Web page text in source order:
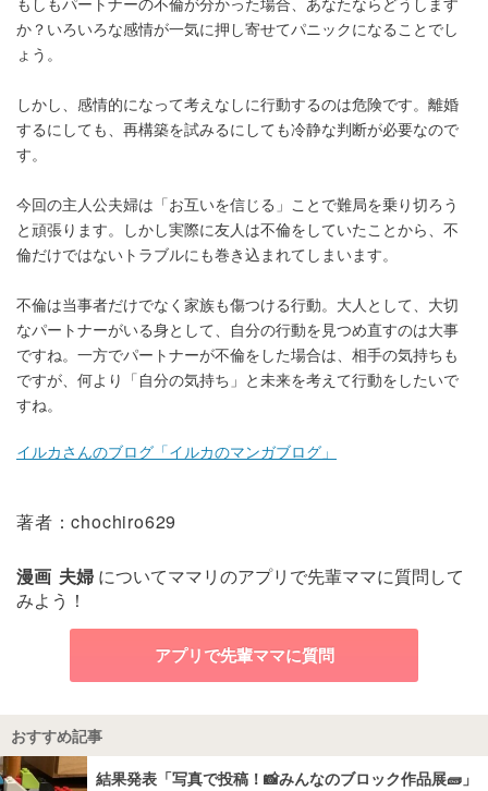
か？いろいろな感情が一気に押し寄せてパニックになることでし
ょう。
しかし、感情的になって考えなしに行動するのは危険です。離婚
するにしても、再構築を試みるにしても冷静な判断が必要なので
す。
今回の主人公夫婦は「お互いを信じる」ことで難局を乗り切ろう
と頑張ります。しかし実際に友人は不倫をしていたことから、不
倫だけではないトラブルにも巻き込まれてしまいます。
不倫は当事者だけでなく家族も傷つける行動。大人として、大切
なパートナーがいる身として、自分の行動を見つめ直すのは大事
ですね。一方でパートナーが不倫をした場合は、相手の気持ちも
ですが、何より「自分の気持ち」と未来を考えて行動をしたいで
すね。
イルカさんのブログ「イルカのマンガブログ」
著者：chochiro629
漫画 夫婦 についてママリのアプリで先輩ママに質問して
みよう！
アプリで先輩ママに質問
おすすめ記事
結果発表「写真で投稿！📸みんなのブロック作品展🧱」